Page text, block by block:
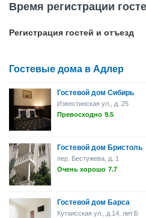
Время регистрации
Регистрация гостей и отъезд
Гостевые дома в Адлер
Гостевой дом Сибирь
Известинская ул., д. 25
Превосходно 9.5
Гостевой дом Бристоль
пер. Бестужева, д. 1
Очень хорошо 7.7
Гостевой дом Барса
Кутаисская ул., д.14, лит.Б